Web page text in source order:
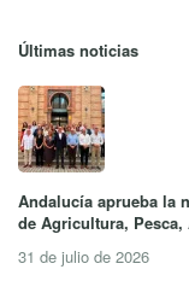
Últimas noticias
Andalucía aprueba la
de Agricultura,
31 de julio de 2026